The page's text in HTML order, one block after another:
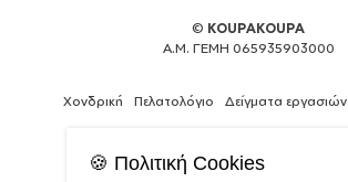
© KOUPAKOUPA
Α.Μ. ΓΕΜΗ 065935903000
Χονδρική Πελατολόγιο Δείγματα εργασιών
🍪 Πολιτική Cookies